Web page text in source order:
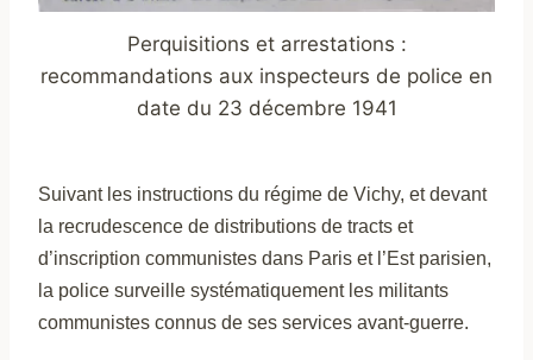
Perquisitions et arrestations :
recommandations aux inspecteurs de police en
date du 23 décembre 1941
Suivant les instructions du régime de Vichy, et devant
la recrudescence de distributions de tracts et
d’inscription communistes dans Paris et l’Est parisien,
la police surveille systématiquement les militants
communistes connus de ses services avant-guerre.